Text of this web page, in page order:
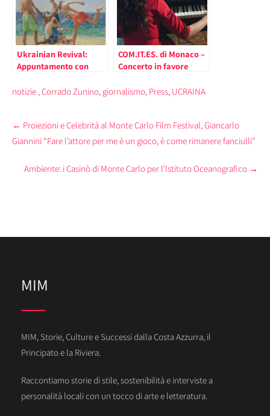
Ukrainian Revival:
Appuntamento con
dell’AIAP di Monaco
COM.IT.ES. di Monaco –
Concerto in favore
Yurchak
notizie ,Corrado Zunino, giornalismo, Press, UCRAINA
Post
navigation
← Proiezioni e Celebrità al Monte Carlo Film Festival, Giancarlo
Giannini “Fare l’attore per me è un gioco, è come rimanere fanciulli”
Ambiente: i Casinò di Monte Carlo per l’Istituto Oceanografico →
MIM
MIM, Storie, Culture e Successi dalla Costa Azzurra, il
Principato e la Riviera.
Raccontiamo storie di stile, sostenibilità e interviste a
personalità locali con un tocco di arte e letteratura.